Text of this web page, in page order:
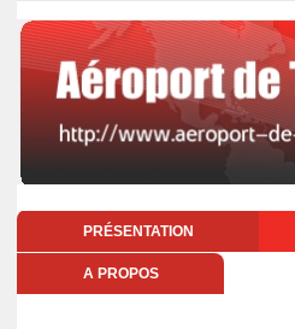
PRÉSENTATION
A PROPOS